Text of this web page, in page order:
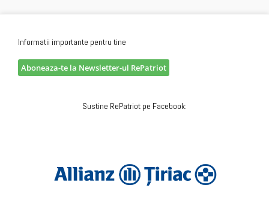
Informatii importante pentru tine
Aboneaza-te la Newsletter-ul RePatriot
Sustine RePatriot pe Facebook: